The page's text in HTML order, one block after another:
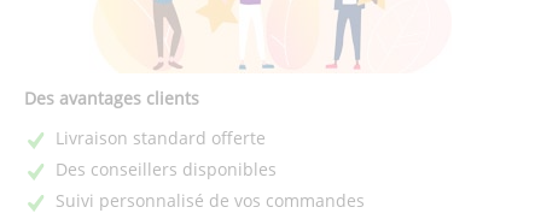
Des avantages clients
Livraison standard offerte
Des conseillers disponibles
Suivi personnalisé de vos commandes